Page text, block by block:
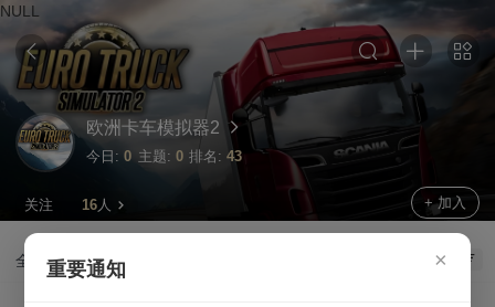
NULL
欧洲卡车模拟器2
今日: 0 主题: 0 排名:43
关注 16人 + 加入
全部 讨论 ×
重要通知